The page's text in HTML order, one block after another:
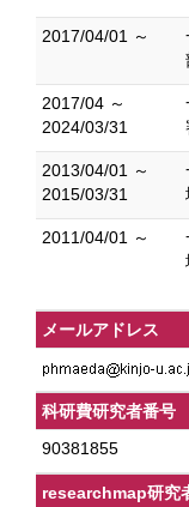
2017/04/01 ～
2017/04 ～
2024/03/31
2013/04/01 ～
2015/03/31
2011/04/01 ～
メールアドレス
科研費研究者番号
90381855
researchmap研究